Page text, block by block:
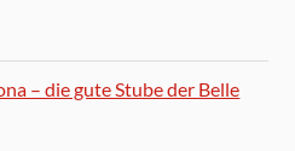
– die gute Stube der Belle